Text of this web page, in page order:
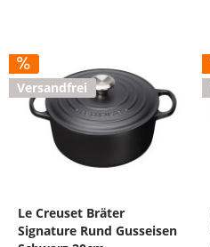
Versandfrei
Le Creuset Bräter
Signature Rund Gusseisen